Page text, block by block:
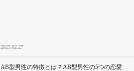
2023.02.27
AB型男性の特徴とは？AB型男性の5つの恋愛